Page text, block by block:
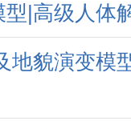
|高级人体
地貌演变模